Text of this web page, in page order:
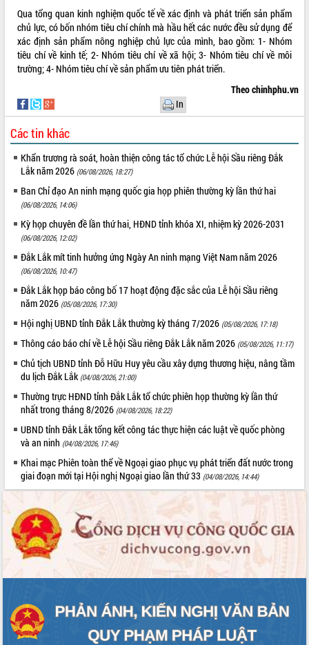
VIDEO
Không có file video nào để phát.
ALBUM ẢNH
LIÊN KẾT WEB
THỐNG KÊ TRUY CẬP
Hôm nay: 10350
Tất cả: 66023090
Qua tổng quan kinh nghiệm quốc tế về xác định và phát triển sản phẩm
chủ lực, có bốn nhóm tiêu chí chính mà hầu hết các nước đều sử dụng để
xác định sản phẩm nông nghiệp chủ lực của mình, bao gồm: 1- Nhóm
tiêu chí về kinh tế; 2- Nhóm tiêu chí về xã hội; 3- Nhóm tiêu chí về môi
trường; 4- Nhóm tiêu chí về sản phẩm ưu tiên phát triển.
Theo chinhphu.vn
In
Các tin khác
Khẩn trương rà soát, hoàn thiện công tác tổ chức Lễ hội Sầu riêng Đắk
Lắk năm 2026 (06/08/2026, 18:27)
Ban Chỉ đạo An ninh mạng quốc gia họp phiên thường kỳ lần thứ hai
(06/08/2026, 14:06)
Kỳ họp chuyên đề lần thứ hai, HĐND tỉnh khóa XI, nhiệm kỳ 2026-2031
(06/08/2026, 12:02)
Đắk Lắk mít tinh hưởng ứng Ngày An ninh mạng Việt Nam năm 2026
(06/08/2026, 10:47)
Đắk Lắk họp báo công bố 17 hoạt động đặc sắc của Lễ hội Sầu riêng
năm 2026 (05/08/2026, 17:30)
Hội nghị UBND tỉnh Đắk Lắk thường kỳ tháng 7/2026 (05/08/2026, 17:18)
Thông cáo báo chí về Lễ hội Sầu riêng Đắk Lắk năm 2026 (05/08/2026, 11:17)
Chủ tịch UBND tỉnh Đỗ Hữu Huy yêu cầu xây dựng thương hiệu, nâng tầm
du lịch Đắk Lắk (04/08/2026, 21:00)
Thường trực HĐND tỉnh Đắk Lắk tổ chức phiên họp thường kỳ lần thứ
nhất trong tháng 8/2026 (04/08/2026, 18:22)
UBND tỉnh Đắk Lắk tổng kết công tác thực hiện các luật về quốc phòng
và an ninh (04/08/2026, 17:46)
Khai mạc Phiên toàn thể về Ngoại giao phục vụ phát triển đất nước trong
giai đoạn mới tại Hội nghị Ngoại giao lần thứ 33 (04/08/2026, 14:44)